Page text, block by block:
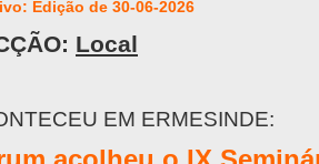
Edição de 30-06-2026
Local
EM ERMESINDE: